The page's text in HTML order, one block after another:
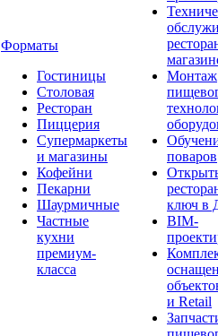
Форматы
Гостиницы
Столовая
Ресторан
Пиццерия
Супермаркеты
и магазины
Кофейни
Пекарни
Шаурмичные
Частные
кухни
премиум-
класса
Монтаж
поваров
ключ в
BIM-
и Retail